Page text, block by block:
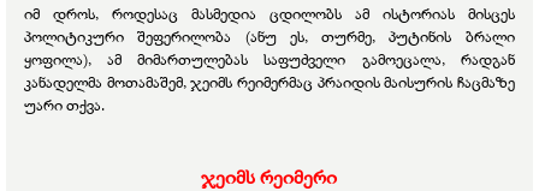
იმ დროს, როდესაც მასმედია ცდილობს ამ ისტორიას მისცეს
პოლიტიკური შეფერილობა (ანუ ეს, თურმე, პუტინის ბრალი
ყოფილა), ამ მიმართულებას საფუძველი გამოეცალა, რადგან
კანადელმა მოთამაშემ, ჯეიმს რეიმერმაც პრაიდის მაისურის ჩაცმაზე
უარი თქვა.
ჯეიმს რეიმერი